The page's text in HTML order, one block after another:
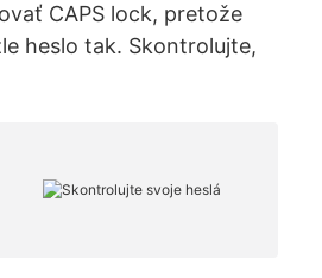
CAPS lock, pretože
heslo tak. Skontrolujte,